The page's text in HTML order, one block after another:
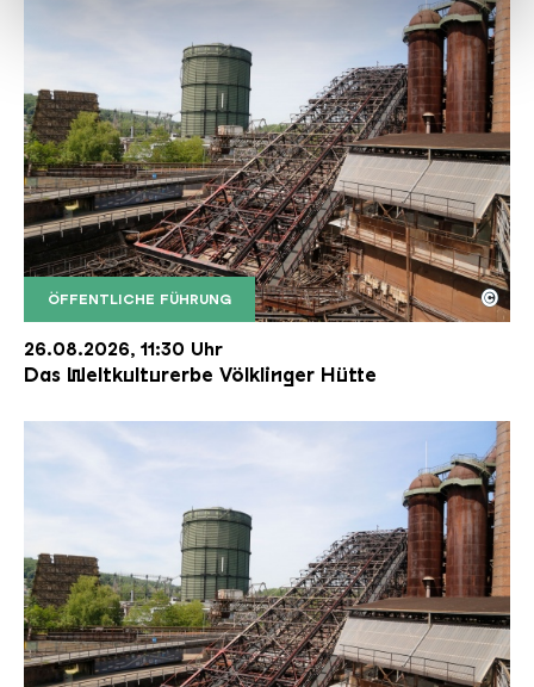
ÖFFENTLICHE FÜHRUNG
Der Erzschrägaufzug der Völklinger Hütte mit
Copyright: Weltkulturerbe Völklinger Hütte | Karl
©
26.08.2026, 11:30 Uhr
Das Weltkulturerbe Völklinger Hütte